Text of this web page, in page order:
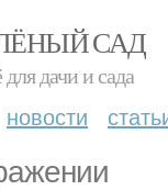
САД
для дачи и сада
новости